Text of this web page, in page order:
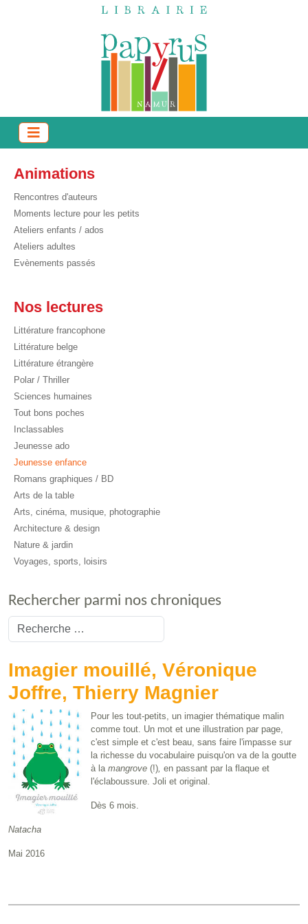
Animations
Rencontres d'auteurs
Moments lecture pour les petits
Ateliers enfants / ados
Ateliers adultes
Evènements passés
Nos lectures
Littérature francophone
Littérature belge
Littérature étrangère
Polar / Thriller
Sciences humaines
Tout bons poches
Inclassables
Jeunesse ado
Jeunesse enfance
Romans graphiques / BD
Arts de la table
Arts, cinéma, musique, photographie
Architecture & design
Nature & jardin
Voyages, sports, loisirs
Rechercher parmi nos chroniques
Valider
Imagier mouillé, Véronique
Joffre, Thierry Magnier
Pour les tout-petits, un imagier thématique malin
comme tout. Un mot et une illustration par page,
c'est simple et c'est beau, sans faire l'impasse sur
la richesse du vocabulaire puisqu'on va de la goutte
à la mangrove (!), en passant par la flaque et
l'éclaboussure. Joli et original.
Dès 6 mois.
Natacha
Mai 2016